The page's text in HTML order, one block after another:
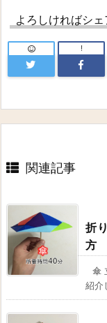
よろしければシ
!
関連記事
折
方
傘
紹介